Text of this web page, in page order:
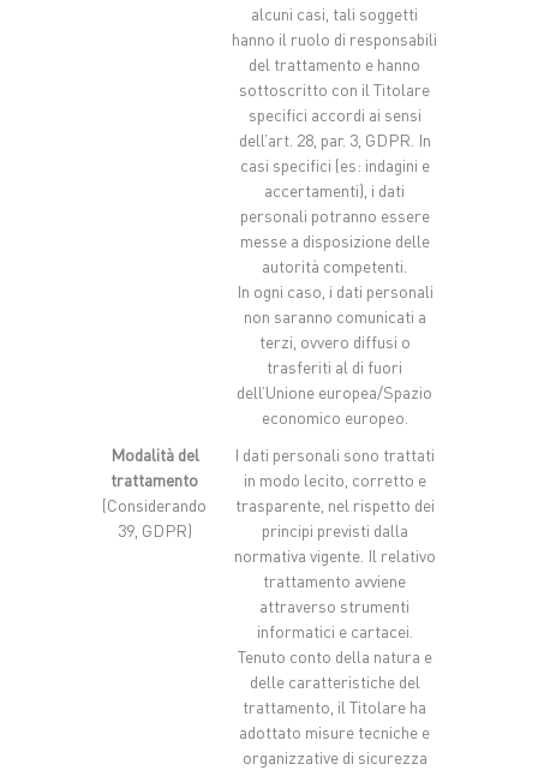
alcuni casi, tali soggetti
hanno il ruolo di responsabili
del trattamento e hanno
sottoscritto con il Titolare
specifici accordi ai sensi
dell’art. 28, par. 3, GDPR. In
casi specifici (es: indagini e
accertamenti), i dati
personali potranno essere
messe a disposizione delle
autorità competenti.
In ogni caso, i dati personali
non saranno comunicati a
terzi, ovvero diffusi o
trasferiti al di fuori
dell’Unione europea/Spazio
economico europeo.
Modalità del
trattamento
(Considerando
39, GDPR)
I dati personali sono trattati
in modo lecito, corretto e
trasparente, nel rispetto dei
principi previsti dalla
normativa vigente. Il relativo
trattamento avviene
attraverso strumenti
informatici e cartacei.
Tenuto conto della natura e
delle caratteristiche del
trattamento, il Titolare ha
adottato misure tecniche e
organizzative di sicurezza